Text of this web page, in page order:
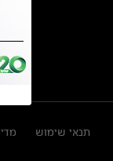
תנאי שימוש